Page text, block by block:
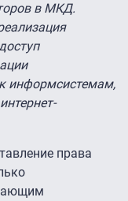
в МКД.
к информсистемам,
права